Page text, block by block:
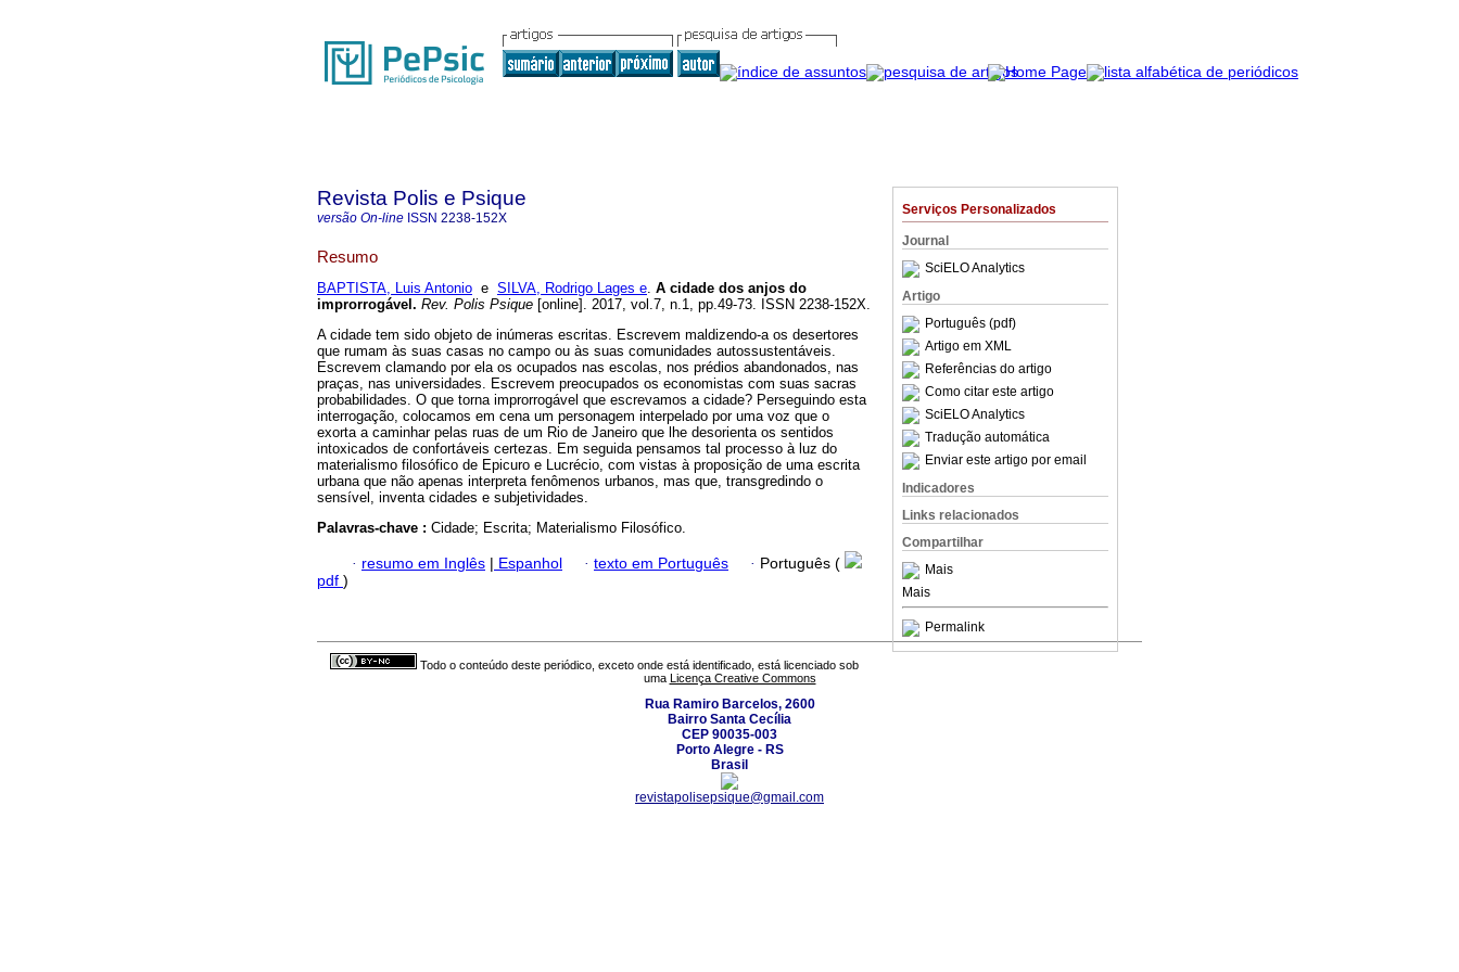
Serviços Personalizados
Journal
SciELO Analytics
Artigo
Português (pdf)
Artigo em XML
Referências do artigo
Como citar este artigo
SciELO Analytics
Tradução automática
Enviar este artigo por email
Indicadores
Links relacionados
Compartilhar
Mais
Mais
Permalink
Revista Polis e Psique
versão On-line ISSN 2238-152X
Resumo
BAPTISTA, Luis Antonio e SILVA, Rodrigo Lages e. A cidade dos anjos do
improrrogável . Rev. Polis Psique [online]. 2017, vol.7, n.1, pp.49-73. ISSN 2238-152X.
A cidade tem sido objeto de inúmeras escritas. Escrevem maldizendo-a os desertores
que rumam às suas casas no campo ou às suas comunidades autossustentáveis.
Escrevem clamando por ela os ocupados nas escolas, nos prédios abandonados, nas
praças, nas universidades. Escrevem preocupados os economistas com suas sacras
probabilidades. O que torna improrrogável que escrevamos a cidade? Perseguindo esta
interrogação, colocamos em cena um personagem interpelado por uma voz que o
exorta a caminhar pelas ruas de um Rio de Janeiro que lhe desorienta os sentidos
intoxicados de confortáveis certezas. Em seguida pensamos tal processo à luz do
materialismo filosófico de Epicuro e Lucrécio, com vistas à proposição de uma escrita
urbana que não apenas interpreta fenômenos urbanos, mas que, transgredindo o
sensível, inventa cidades e subjetividades.
Palavras-chave : Cidade; Escrita; Materialismo Filosófico.
· resumo em Inglês | Espanhol · texto em Português · Português (
pdf )
Todo o conteúdo deste periódico, exceto onde está identificado, está licenciado sob
uma Licença Creative Commons
Rua Ramiro Barcelos, 2600
Bairro Santa Cecília
CEP 90035-003
Porto Alegre - RS
Brasil
revistapolisepsique@gmail.com